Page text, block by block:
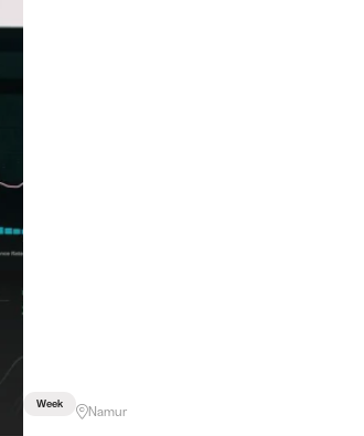
Week Namur